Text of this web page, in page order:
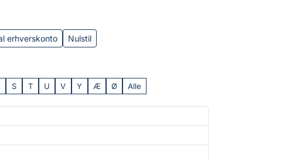
erhverskonto Nulstil
S T U V Y Æ Ø Alle